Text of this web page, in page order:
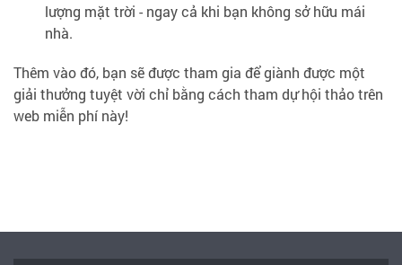
lượng mặt trời - ngay cả khi bạn không sở hữu mái
nhà.
Thêm vào đó, bạn sẽ được tham gia để giành được một
giải thưởng tuyệt vời chỉ bằng cách tham dự hội thảo trên
web miễn phí này!